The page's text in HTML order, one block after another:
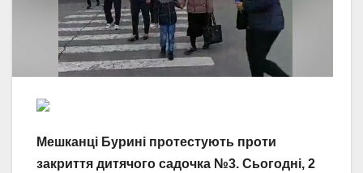
Мешканці Бурині протестують проти
закриття дитячого садочка №3. Сьогодні, 2